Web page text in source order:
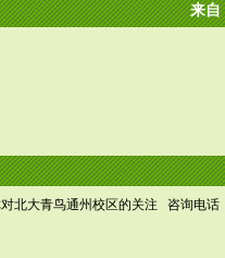
来自
北大青鸟通州校区的关注 咨询电话